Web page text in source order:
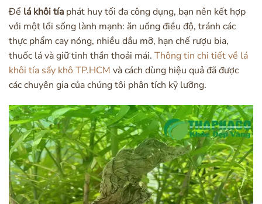
Để lá khôi tía phát huy tối đa công dụng, bạn nên kết hợp
với một lối sống lành mạnh: ăn uống điều độ, tránh các
thực phẩm cay nóng, nhiều dầu mỡ, hạn chế rượu bia,
thuốc lá và giữ tinh thần thoải mái. Thông tin chi tiết về lá
khôi tía sấy khô TP.HCM và cách dùng hiệu quả đã được
các chuyên gia của chúng tôi phân tích kỹ lưỡng.